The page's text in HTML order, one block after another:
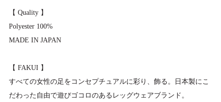
【 Quality 】
Polyester 100%
MADE IN JAPAN
【 FAKUI 】
すべての女性の足をコンセプチュアルに彩り、飾る。日本製にこ
だわった自由で遊びゴコロのあるレッグウェアブランド。